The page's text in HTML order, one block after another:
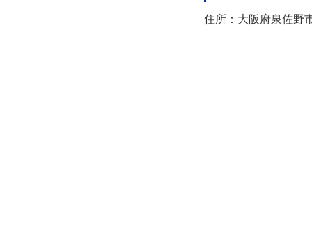
住所：大阪府泉佐野